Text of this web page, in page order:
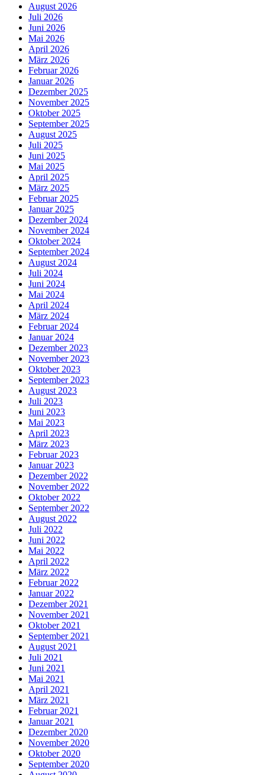
August 2026
Juli 2026
Juni 2026
Mai 2026
April 2026
März 2026
Februar 2026
Januar 2026
Dezember 2025
November 2025
Oktober 2025
September 2025
August 2025
Juli 2025
Juni 2025
Mai 2025
April 2025
März 2025
Februar 2025
Januar 2025
Dezember 2024
November 2024
Oktober 2024
September 2024
August 2024
Juli 2024
Juni 2024
Mai 2024
April 2024
März 2024
Februar 2024
Januar 2024
Dezember 2023
November 2023
Oktober 2023
September 2023
August 2023
Juli 2023
Juni 2023
Mai 2023
April 2023
März 2023
Februar 2023
Januar 2023
Dezember 2022
November 2022
Oktober 2022
September 2022
August 2022
Juli 2022
Juni 2022
Mai 2022
April 2022
März 2022
Februar 2022
Januar 2022
Dezember 2021
November 2021
Oktober 2021
September 2021
August 2021
Juli 2021
Juni 2021
Mai 2021
April 2021
März 2021
Februar 2021
Januar 2021
Dezember 2020
November 2020
Oktober 2020
September 2020